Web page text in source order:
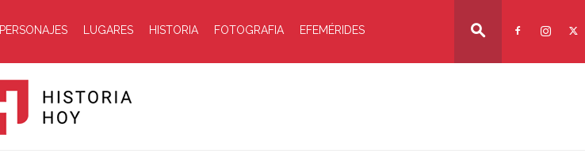
PERSONAJES LUGARES HISTORIA FOTOGRAFIA EFEMÉRIDES